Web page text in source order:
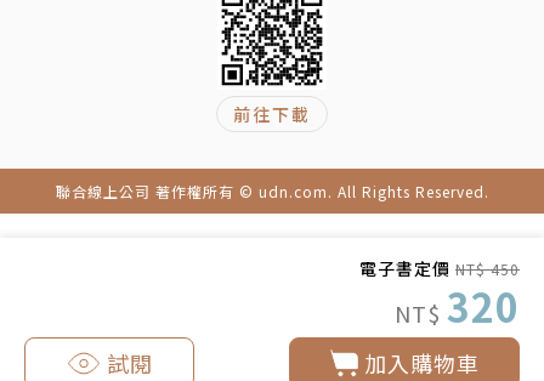
電子書定價 NT$ 450
NT$ 320
加入購物車
試閱
井靈氣療法初階&進階、精油化學進修研習，以及永無
香氣採集足跡遍及南美厄瓜多、土耳其、法國普羅旺
斯、科西嘉島、福州、印度、台灣……致力於身心平衡
現為專業芳療相關的法文口筆譯者和芳療師。
臉書專頁：aromabizou香聞
前往下載
聯合線上公司 著作權所有 © udn.com. All Rights Reserved.